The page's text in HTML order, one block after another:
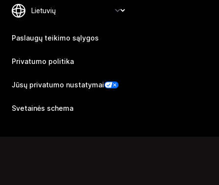
Paslaugų teikimo sąlygos
Privatumo politika
Jūsų privatumo nustatymai
Svetainės schema